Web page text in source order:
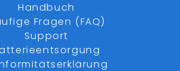
Handbuch
Fragen (FAQ)
Support